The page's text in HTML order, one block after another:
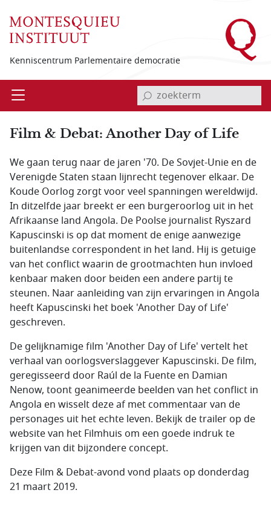
Kenniscentrum Parlementaire democratie
Open invoerveld zoekterm
Film & Debat: Another Day of Life
We gaan terug naar de jaren '70. De Sovjet-Unie en de
Verenigde Staten staan lijnrecht tegenover elkaar. De
Koude Oorlog zorgt voor veel spanningen wereldwijd.
In ditzelfde jaar breekt er een burgeroorlog uit in het
Afrikaanse land Angola. De Poolse journalist Ryszard
Kapuscinski is op dat moment de enige aanwezige
buitenlandse correspondent in het land. Hij is getuige
van het conflict waarin de grootmachten hun invloed
kenbaar maken door beiden een andere partij te
steunen. Naar aanleiding van zijn ervaringen in Angola
heeft Kapuscinski het boek 'Another Day of Life'
geschreven.
De gelijknamige film 'Another Day of Life' vertelt het
verhaal van oorlogsverslaggever Kapuscinski. De film,
geregisseerd door Raúl de la Fuente en Damian
Nenow, toont geanimeerde beelden van het conflict in
Angola en wisselt deze af met commentaar van de
personages uit het echte leven. Bekijk de trailer op de
website van het Filmhuis om een goede indruk te
krijgen van dit bijzondere concept.
Deze Film & Debat-avond vond plaats op donderdag
21 maart 2019.